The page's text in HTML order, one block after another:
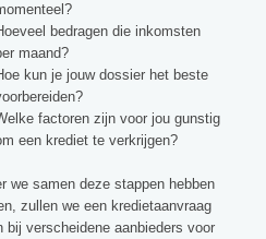
bedragen die inkomsten
maand?
kun je jouw dossier het beste
factoren zijn voor jou gunstig
een krediet te verkrijgen?
we samen deze stappen hebben
zullen we een kredietaanvraag
bij verscheidene aanbieders voor